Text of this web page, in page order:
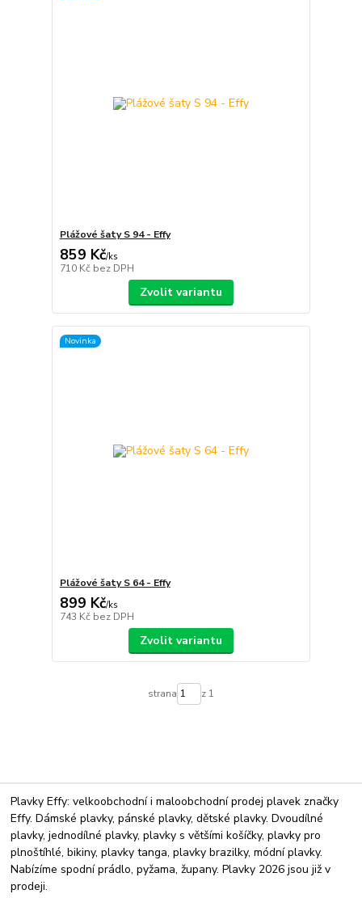
Plážové šaty S 94 - Effy
859 Kč/ks
710 Kč bez DPH
Zvolit variantu
Novinka
Plážové šaty S 64 - Effy
899 Kč/ks
743 Kč bez DPH
Zvolit variantu
strana z 1
Plavky Effy: velkoobchodní i maloobchodní prodej plavek značky
Effy. Dámské plavky, pánské plavky, dětské plavky. Dvoudílné
plavky, jednodílné plavky, plavky s většími košíčky, plavky pro
plnoštíhlé, bikiny, plavky tanga, plavky brazilky, módní plavky.
Nabízíme spodní prádlo, pyžama, župany. Plavky 2026 jsou již v
prodeji.